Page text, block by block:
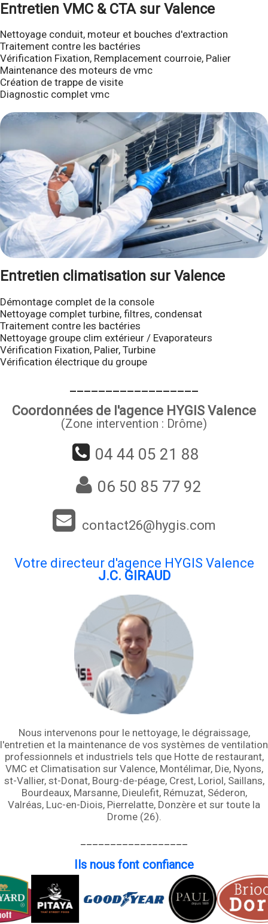
Entretien VMC & CTA sur Valence
Nettoyage conduit, moteur et bouches d'extraction
Traitement contre les bactéries
Vérification Fixation, Remplacement courroie, Palier
Maintenance des moteurs de vmc
Création de trappe de visite
Diagnostic complet vmc
Entretien climatisation sur Valence
Démontage complet de la console
Nettoyage complet turbine, filtres, condensat
Traitement contre les bactéries
Nettoyage groupe clim extérieur / Evaporateurs
Vérification Fixation, Palier, Turbine
Vérification électrique du groupe
Coordonnées de l'agence HYGIS Valence
(Zone intervention : Drôme)
04 44 05 21 88
06 50 85 77 92
contact26@hygis.com
Votre directeur d'agence HYGIS Valence
J.C. GIRAUD
Nous intervenons pour le nettoyage, le dégraissage,
l'entretien et la maintenance de vos systèmes de ventilation
professionnels et industriels tels que Hotte de restaurant,
VMC et Climatisation sur Valence, Montélimar, Die, Nyons,
st-Vallier, st-Donat, Bourg-de-péage, Crest, Loriol, Saillans,
Bourdeaux, Marsanne, Dieulefit, Rémuzat, Séderon,
Valréas, Luc-en-Diois, Pierrelatte, Donzère et sur toute la
Drome (26).
Ils nous font confiance